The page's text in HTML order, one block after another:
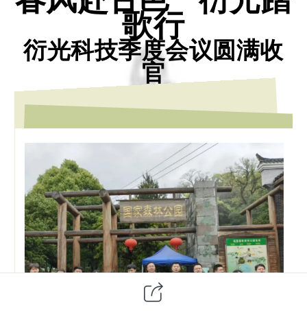
歌行
衍光科技季度会议圆满收
官